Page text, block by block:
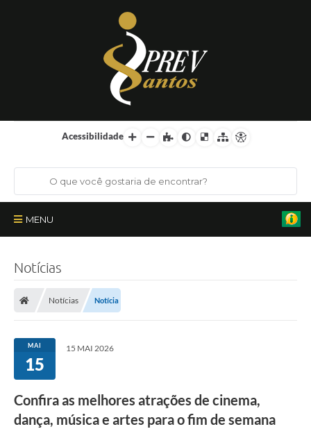
Acessibilidade
MENU
Investimentos
Educação Previdenciária
Relatórios
Notícias
Notícias Notícia
MAI
15
15 MAI 2026
Confira as melhores atrações de cinema,
dança, música e artes para o fim de semana